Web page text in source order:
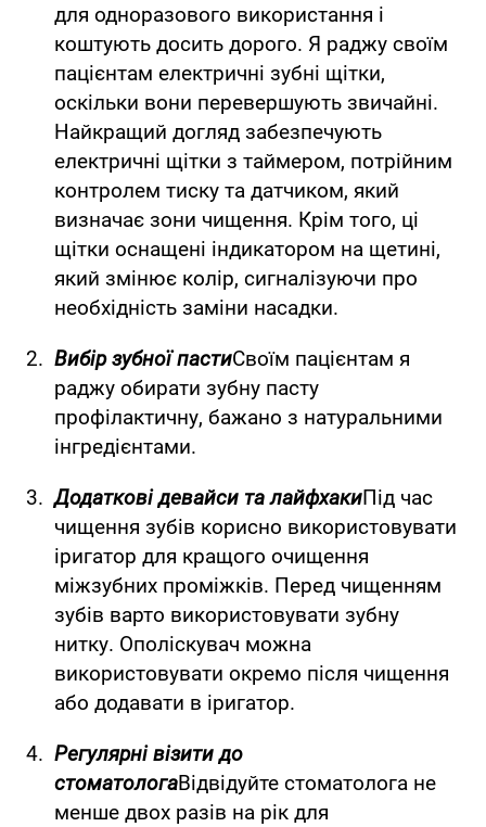
для одноразового використання і
коштують досить дорого. Я раджу своїм
пацієнтам електричні зубні щітки,
оскільки вони перевершують звичайні.
Найкращий догляд забезпечують
електричні щітки з таймером, потрійним
контролем тиску та датчиком, який
визначає зони чищення. Крім того, ці
щітки оснащені індикатором на щетині,
який змінює колір, сигналізуючи про
необхідність заміни насадки.
Вибір зубної пастиСвоїм пацієнтам я
раджу обирати зубну пасту
профілактичну, бажано з натуральними
інгредієнтами.
Додаткові девайси та лайфхакиПід час
чищення зубів корисно використовувати
іригатор для кращого очищення
міжзубних проміжків. Перед чищенням
зубів варто використовувати зубну
нитку. Ополіскувач можна
використовувати окремо після чищення
або додавати в іригатор.
Регулярні візити до
стоматологаВідвідуйте стоматолога не
менше двох разів на рік для